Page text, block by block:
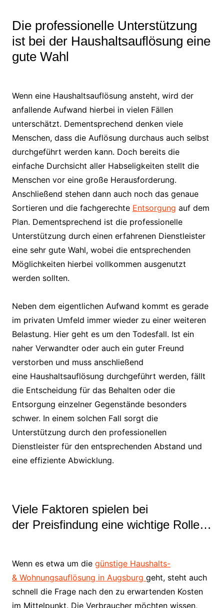
Die professionelle Unterstützung
ist bei der Haushaltsauflösung eine
gute Wahl
Wenn eine Haushaltsauflösung ansteht, wird der
anfallende Aufwand hierbei in vielen Fällen
unterschätzt. Dementsprechend denken viele
Menschen, dass die Auflösung durchaus auch selbst
durchgeführt werden kann. Doch bereits die
einfache Durchsicht aller Habseligkeiten stellt die
Menschen vor eine große Herausforderung.
Anschließend stehen dann auch noch das genaue
Sortieren und die fachgerechte Entsorgung auf dem
Plan. Dementsprechend ist die professionelle
Unterstützung durch einen erfahrenen Dienstleister
eine sehr gute Wahl, wobei die entsprechenden
Möglichkeiten hierbei vollkommen ausgenutzt
werden sollten.
Neben dem eigentlichen Aufwand kommt es gerade
im privaten Umfeld immer wieder zu einer weiteren
Belastung. Hier geht es um den Todesfall. Ist ein
naher Verwandter oder auch ein guter Freund
verstorben und muss anschließend
eine Haushaltsauflösung durchgeführt werden, fällt
die Entscheidung für das Behalten oder die
Entsorgung einzelner Gegenstände besonders
schwer. In einem solchen Fall sorgt die
Unterstützung durch den professionellen
Dienstleister für den entsprechenden Abstand und
eine effiziente Abwicklung.
Viele Faktoren spielen bei
der Preisfindung eine wichtige Rolle…
Wenn es etwa um die günstige Haushalts-
& Wohnungsauflösung in Augsburg geht, steht auch
schnell die Frage nach den zu erwartenden Kosten
im Mittelpunkt. Die Verbraucher möchten wissen,